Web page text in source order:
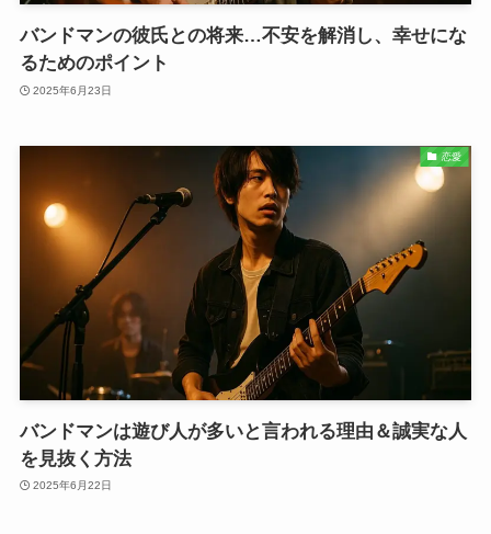
バンドマンの彼氏との将来…不安を解消し、幸せにな
るためのポイント
2025年6月23日
恋愛
バンドマンは遊び人が多いと言われる理由＆誠実な人
を見抜く方法
2025年6月22日